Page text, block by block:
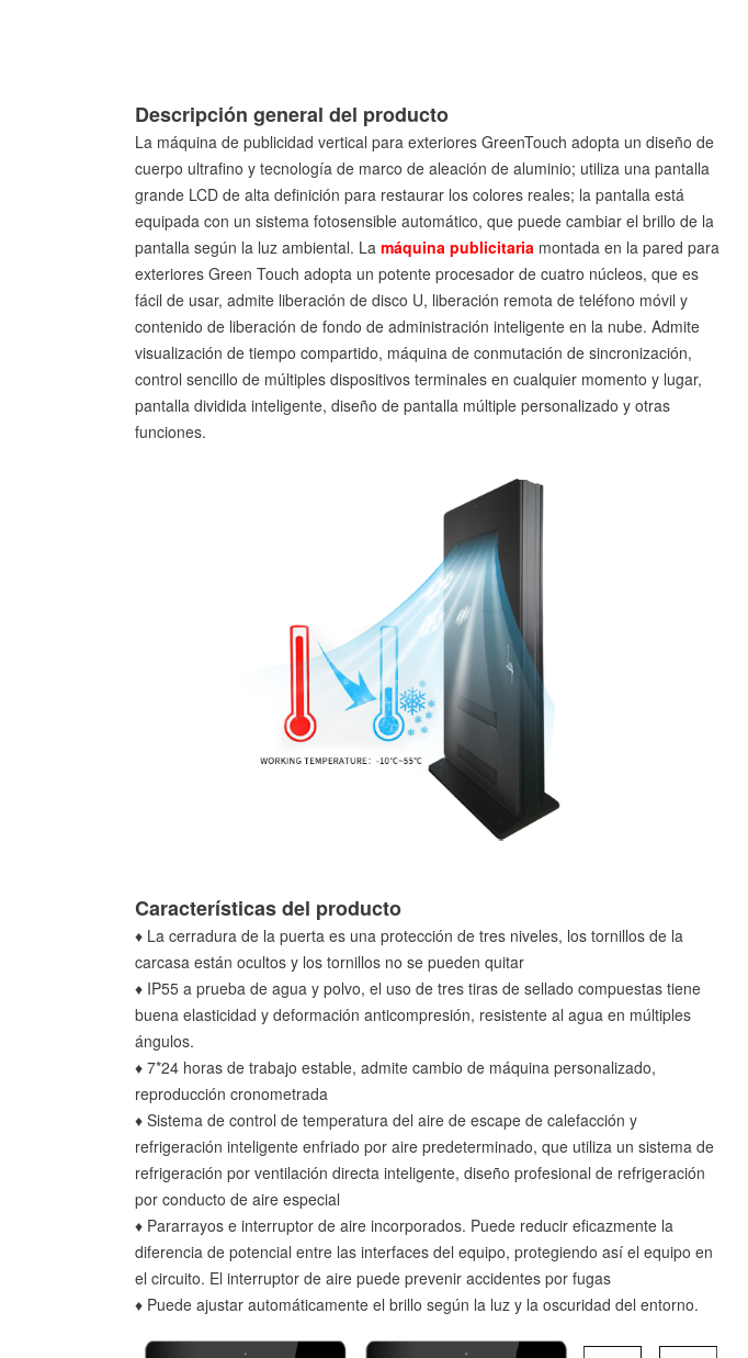
Descripción general del producto
La máquina de publicidad vertical para exteriores GreenTouch adopta un diseño de
cuerpo ultrafino y tecnología de marco de aleación de aluminio; utiliza una pantalla
grande LCD de alta definición para restaurar los colores reales; la pantalla está
equipada con un sistema fotosensible automático, que puede cambiar el brillo de la
pantalla según la luz ambiental. Lamáquina publicitaria montada en la pared para
exteriores Green Touch adopta un potente procesador de cuatro núcleos, que es
fácil de usar, admite liberación de disco U, liberación remota de teléfono móvil y
contenido de liberación de fondo de administración inteligente en la nube. Admite
visualización de tiempo compartido, máquina de conmutación de sincronización,
control sencillo de múltiples dispositivos terminales en cualquier momento y lugar,
pantalla dividida inteligente, diseño de pantalla múltiple personalizado y otras
funciones.
Características del producto
♦ La cerradura de la puerta es una protección de tres niveles, los tornillos de la
carcasa están ocultos y los tornillos no se pueden quitar
♦ IP55 a prueba de agua y polvo, el uso de tres tiras de sellado compuestas tiene
buena elasticidad y deformación anticompresión, resistente al agua en múltiples
ángulos.
♦ 7*24 horas de trabajo estable, admite cambio de máquina personalizado,
reproducción cronometrada
♦ Sistema de control de temperatura del aire de escape de calefacción y
refrigeración inteligente enfriado por aire predeterminado, que utiliza un sistema de
refrigeración por ventilación directa inteligente, diseño profesional de refrigeración
por conducto de aire especial
♦ Pararrayos e interruptor de aire incorporados. Puede reducir eficazmente la
diferencia de potencial entre las interfaces del equipo, protegiendo así el equipo en
el circuito. El interruptor de aire puede prevenir accidentes por fugas
♦ Puede ajustar automáticamente el brillo según la luz y la oscuridad del entorno.